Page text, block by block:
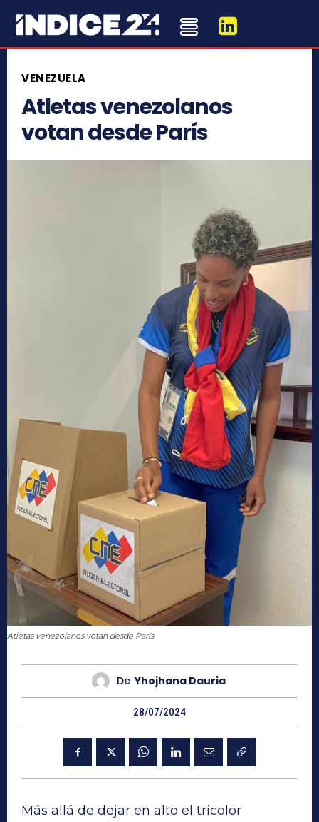
VENEZUELA
Atletas venezolanos
votan desde París
Atletas venezolanos votan desde París
De Yhojhana Dauria
28/07/2024
Más allá de dejar en alto el tricolor